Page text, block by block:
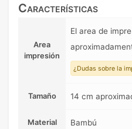
Características
Area
impresión
El area de
¿Dudas sobre la
Tamaño 14 cm
Material Bambú